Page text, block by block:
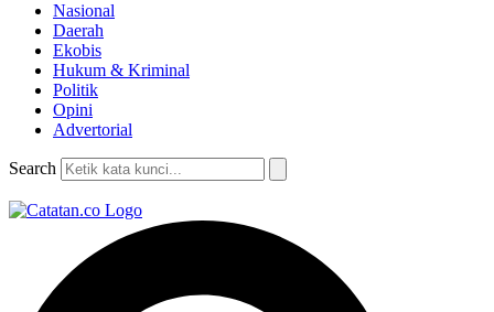
Nasional
Daerah
Ekobis
Hukum & Kriminal
Politik
Opini
Advertorial
Search